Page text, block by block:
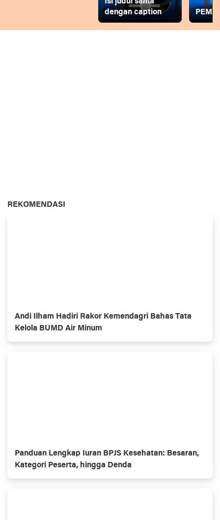
dengan caption
REKOMENDASI
Andi Ilham Hadiri Rakor Kemendagri Bahas Tata
Kelola BUMD Air Minum
Panduan Lengkap Iuran BPJS Kesehatan: Besaran,
Kategori Peserta, hingga Denda